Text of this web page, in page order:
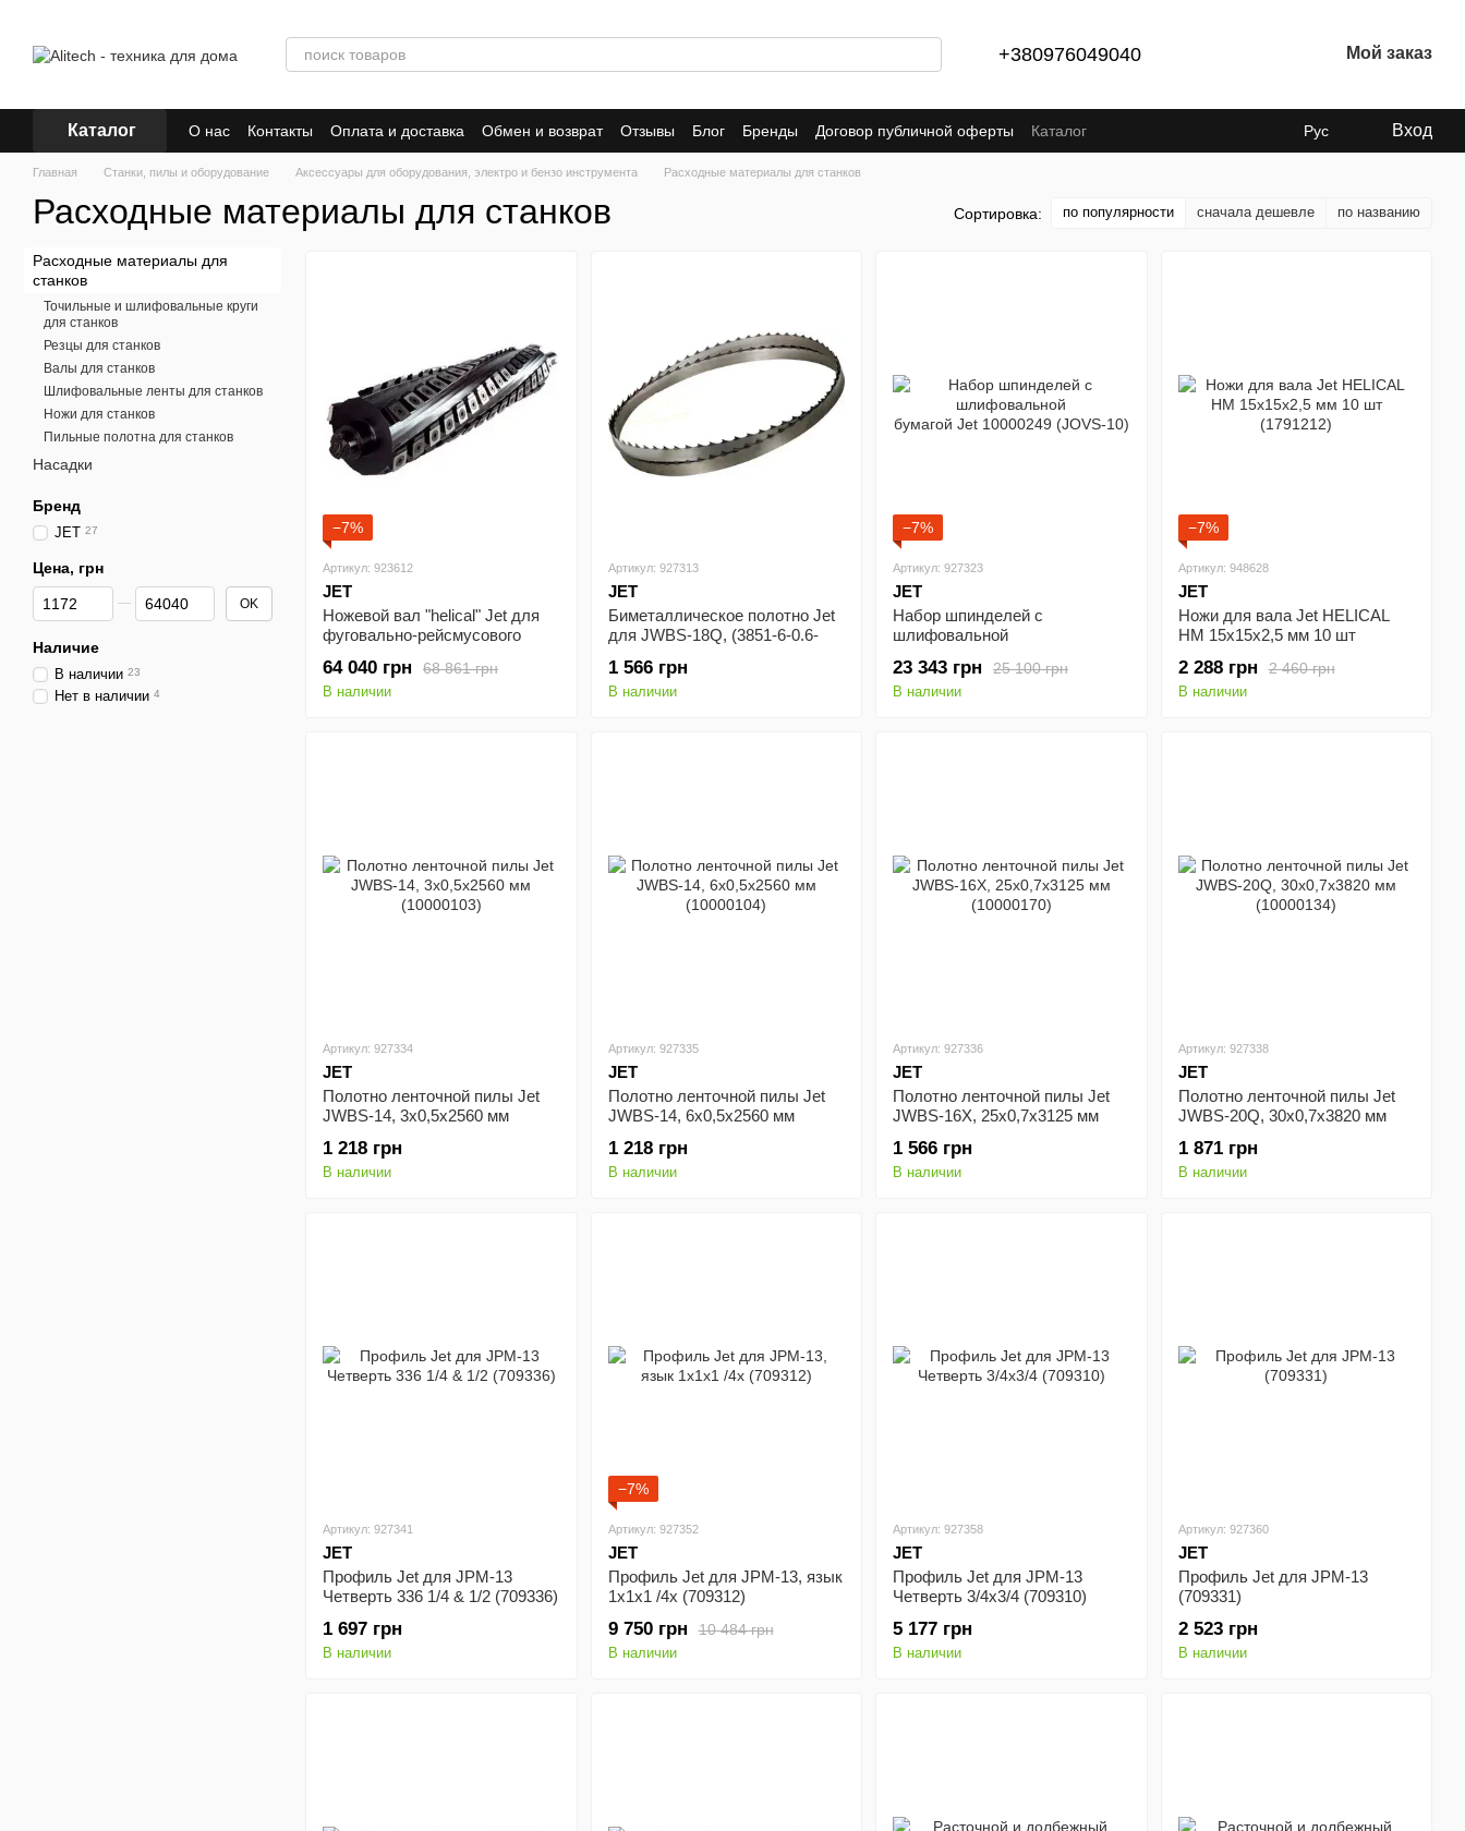
+380976049040 Мой заказ
Каталог О нас Контакты Оплата и доставка Обмен и возврат Отзывы Блог Бренды Договор публичной оферты Каталог Рус Вход
Главная Станки, пилы и оборудование Аксессуары для оборудования, электро и бензо инструмента Расходные материалы для станков
Расходные материалы для станков Сортировка: по популярности сначала дешевле по названию
−7%
Артикул: 923612
JET
Ножевой вал "helical" Jet для
фуговально-рейсмусового
(JPT310HH-071CBA)
68 861 грн
64 040 грн
В наличии
Артикул: 927313
JET
Биметаллическое полотно Jet
для JWBS-18Q, (3851-6-0.6-
1 566 грн
В наличии
−7%
Артикул: 927323
JET
Набор шпинделей с
шлифовальной
10)
25 100 грн
23 343 грн
В наличии
−7%
Артикул: 948628
JET
Ножи для вала Jet HELICAL
HM 15x15x2,5 мм 10 шт
2 460 грн
2 288 грн
В наличии
Артикул: 927334
JET
Полотно ленточной пилы Jet
JWBS-14, 3х0,5х2560 мм
1 218 грн
В наличии
Артикул: 927335
JET
Полотно ленточной пилы Jet
JWBS-14, 6х0,5х2560 мм
1 218 грн
В наличии
Артикул: 927336
JET
Полотно ленточной пилы Jet
JWBS-16X, 25х0,7х3125 мм
1 566 грн
В наличии
Артикул: 927338
JET
Полотно ленточной пилы Jet
JWBS-20Q, 30х0,7х3820 мм
1 871 грн
В наличии
Артикул: 927341
JET
Профиль Jet для JPM-13
Четверть 336 1/4 & 1/2 (709336)
1 697 грн
В наличии
−7%
Артикул: 927352
JET
Профиль Jet для JPM-13, язык
1х1х1 /4х (709312)
10 484 грн
9 750 грн
В наличии
Артикул: 927358
JET
Профиль Jet для JPM-13
Четверть 3/4х3/4 (709310)
5 177 грн
В наличии
Артикул: 927360
JET
Профиль Jet для JPМ-13
(709331)
2 523 грн
В наличии
Расходные материалы для
станков
Точильные и шлифовальные круги
для станков
Резцы для станков
Валы для станков
Шлифовальные ленты для станков
Ножи для станков
Пильные полотна для станков
Насадки
Бренд
JET 27
Цена, грн
От Цена, грн
До Цена, грн OK
Наличие
В наличии 23
Нет в наличии 4